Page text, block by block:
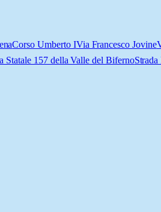
Corso Umberto IVia Francesco Jovine
Statale 157 della Valle del Biferno